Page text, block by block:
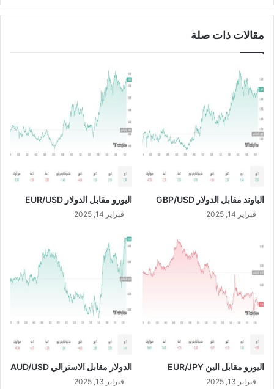
D
و
/
5
/
2
0
مقالات ذات صلة
الباوند مقابل الدولار GBP/USD
فبراير 14, 2025
اليورو مقابل الدولار EUR/USD
فبراير 14, 2025
اليورو مقابل الين EUR/JPY
فبراير 13, 2025
الدولار مقابل الاسترالي AUD/USD
فبراير 13, 2025